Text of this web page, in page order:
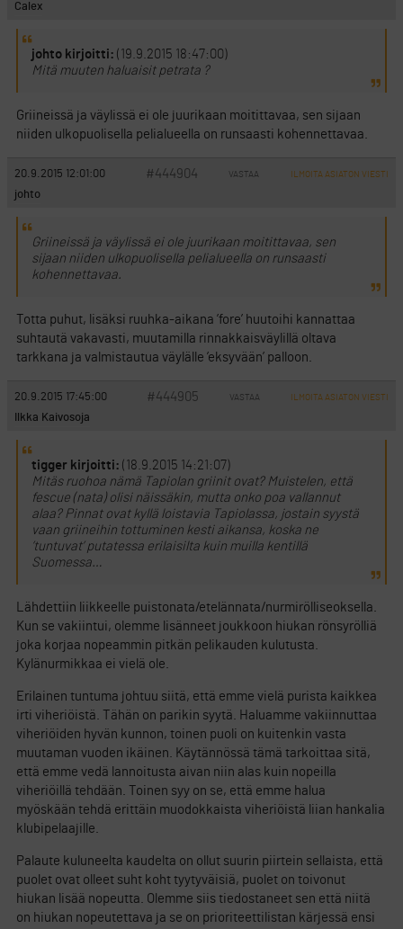
Calex
johto kirjoitti: (19.9.2015 18:47:00)
Mitä muuten haluaisit petrata ?
Griineissä ja väylissä ei ole juurikaan moitittavaa, sen sijaan
niiden ulkopuolisella pelialueella on runsaasti kohennettavaa.
20.9.2015 12:01:00 #444904 VASTAA ILMOITA ASIATON VIESTI
johto
Griineissä ja väylissä ei ole juurikaan moitittavaa, sen
sijaan niiden ulkopuolisella pelialueella on runsaasti
kohennettavaa.
Totta puhut, lisäksi ruuhka-aikana ’fore’ huutoihi kannattaa
suhtautä vakavasti, muutamilla rinnakkaisväylillä oltava
tarkkana ja valmistautua väylälle ’eksyvään’ palloon.
20.9.2015 17:45:00 #444905 VASTAA ILMOITA ASIATON VIESTI
Ilkka Kaivosoja
tigger kirjoitti: (18.9.2015 14:21:07)
Mitäs ruohoa nämä Tapiolan griinit ovat? Muistelen, että
fescue (nata) olisi näissäkin, mutta onko poa vallannut
alaa? Pinnat ovat kyllä loistavia Tapiolassa, jostain syystä
vaan griineihin tottuminen kesti aikansa, koska ne
’tuntuvat’ putatessa erilaisilta kuin muilla kentillä
Suomessa…
Lähdettiin liikkeelle puistonata/etelännata/nurmirölliseoksella.
Kun se vakiintui, olemme lisänneet joukkoon hiukan rönsyrölliä
joka korjaa nopeammin pitkän pelikauden kulutusta.
Kylänurmikkaa ei vielä ole.
Erilainen tuntuma johtuu siitä, että emme vielä purista kaikkea
irti viheriöistä. Tähän on parikin syytä. Haluamme vakiinnuttaa
viheriöiden hyvän kunnon, toinen puoli on kuitenkin vasta
muutaman vuoden ikäinen. Käytännössä tämä tarkoittaa sitä,
että emme vedä lannoitusta aivan niin alas kuin nopeilla
viheriöillä tehdään. Toinen syy on se, että emme halua
myöskään tehdä erittäin muodokkaista viheriöistä liian hankalia
klubipelaajille.
Palaute kuluneelta kaudelta on ollut suurin piirtein sellaista, että
puolet ovat olleet suht koht tyytyväisiä, puolet on toivonut
hiukan lisää nopeutta. Olemme siis tiedostaneet sen että niitä
on hiukan nopeutettava ja se on prioriteettilistan kärjessä ensi